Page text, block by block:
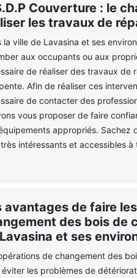
Couverture : le
les travaux de
la ville de Lavasina et ses
aux occupants ou aux
de réaliser des travaux de
Afin de réaliser ces
de contacter des
vous proposer de faire
appropriés. Sachez
intéressants et accessibles à
avantages de faire
des bois de
et ses
de changement des
éviter les problèmes de